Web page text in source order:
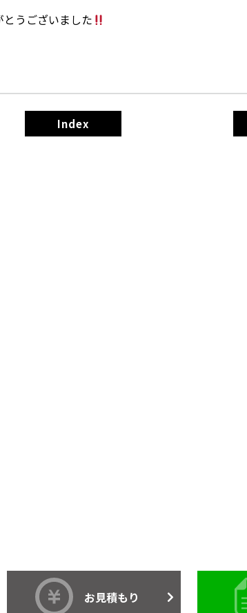
うございました
Index
お見積もり